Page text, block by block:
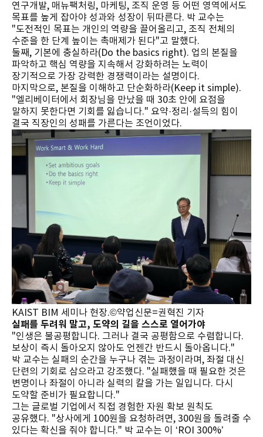
연구개발, 매뉴팩처링, 마케팅, 조직 운영 등 어떤 영역에서도
목표를 높게 잡아야 성과와 성장이 뒤따른다. 박 교수는
"도전적인 목표는 개인의 역량을 끌어올리고, 조직 전체의
수준을 한 단계 높이는 촉매제가 된다"고 말했다.
둘째, 기본에 충실하라(Do the basics right). 업의 본질을
파악하고 핵심 역량을 지속해서 강화하려는 노력이
장기적으로 가장 강력한 경쟁력이라는 설명이다.
마지막으로, 본질을 이해하고 단순화하라(Keep it simple).
"엘리베이터에서 회장님을 만났을 때 30초 안에 요점을
말하지 못한다면 기회를 잃습니다." 요약·정리·설득의 힘이
결국 직장인의 성패를 가른다는 조언이었다.
KAIST BIM 세미나 현장.©약업신문=권혁진 기자
실패를 두려워 말고, 도약의 길을 스스로 열어가야
"인생은 불공평합니다. 그러나 결국 공평함으로 수렴합니다.
보상이 즉시 돌아오지 않아도 언젠간 반드시 돌아옵니다."
박 교수는 실패의 순간을 누구나 겪는 과정이라며, 좌절 대신
단련의 기회로 삼으라고 강조했다. "실패했을 때 필요한 것은
변명이나 좌절이 아니라 실력의 칼을 가는 일입니다. 다시
도약할 준비가 필요합니다."
그는 글로벌 기업에서 직접 경험한 자원 확보 원칙도
공유했다. "상사에게 100원을 요청하려면, 300원을 돌려줄 수
있다는 확신을 줘야 합니다." 박 교수는 이 ‘ROI 300%’